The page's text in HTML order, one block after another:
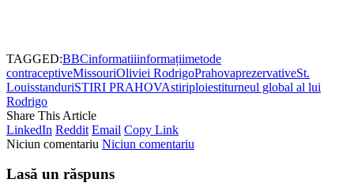
TAGGED:BBCinformatiiinformațiimetode
contraceptiveMissouriOliviei RodrigoPrahovaprezervativeSt.
LouisstanduriSTIRI PRAHOVAstiriploiestiturneul global al lui
Rodrigo
Share This Article
LinkedIn Reddit Email Copy Link
Niciun comentariu Niciun comentariu
Lasă un răspuns